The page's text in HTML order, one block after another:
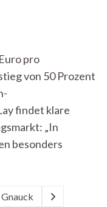
pro
von 50 Prozent
findet klare
„In
besonders